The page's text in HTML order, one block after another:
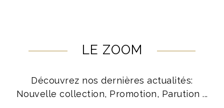
LE ZOOM
Découvrez nos dernières actualités:
Nouvelle collection, Promotion, Parution ...